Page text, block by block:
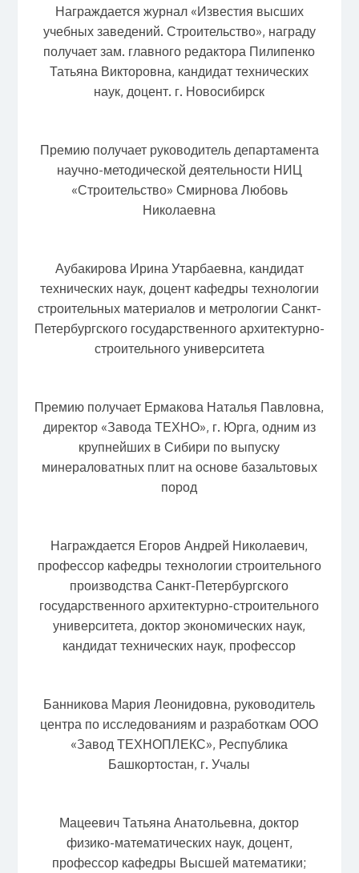
Награждается журнал «Известия высших
учебных заведений. Строительство», награду
получает зам. главного редактора Пилипенко
Татьяна Викторовна, кандидат технических
наук, доцент. г. Новосибирск
Премию получает руководитель департамента
научно-методической деятельности НИЦ
«Строительство» Смирнова Любовь
Николаевна
Аубакирова Ирина Утарбаевна, кандидат
технических наук, доцент кафедры технологии
строительных материалов и метрологии Санкт-
Петербургского государственного архитектурно-
строительного университета
Премию получает Ермакова Наталья Павловна,
директор «Завода ТЕХНО», г. Юрга, одним из
крупнейших в Сибири по выпуску
минераловатных плит на основе базальтовых
пород
Награждается Егоров Андрей Николаевич,
профессор кафедры технологии строительного
производства Санкт-Петербургского
государственного архитектурно-строительного
университета, доктор экономических наук,
кандидат технических наук, профессор
Банникова Мария Леонидовна, руководитель
центра по исследованиям и разработкам ООО
«Завод ТЕХНОПЛЕКС», Республика
Башкортостан, г. Учалы
Мацеевич Татьяна Анатольевна, доктор
физико-математических наук, доцент,
профессор кафедры Высшей математики;